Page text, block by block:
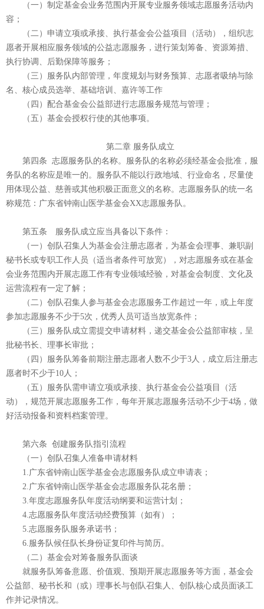
（一）制定基金会业务范围内开展专业服务领域志愿服务活动内
容；
（二）申请立项或承接、执行基金会公益项目（活动），组织志
愿者开展相应服务领域的公益志愿服务，进行策划筹备、资源筹措、
执行协调、后勤保障等服务；
（三）服务队内部管理，年度规划与财务预算、志愿者吸纳与除
名、核心成员选举、基础培训、嘉许等工作
（四）配合基金会公益部进行志愿服务规范与管理；
（五）基金会授权行使的其他事项。
第二章 服务队成立
第四条 志愿服务队的名称。服务队的名称必须经基金会批准，服
务队的名称应是唯一的。服务队不能以行政地域、行业命名，尽量使
用体现公益、慈善或其他积极正面意义的名称。志愿服务队的统一名
称规范：广东省钟南山医学基金会XX志愿服务队。
第五条 服务队成立应当具备以下条件：
（一）创队召集人为基金会注册志愿者，为基金会理事、兼职副
秘书长或专职工作人员（适当者条件可放宽），对志愿服务或在基金
会业务范围内开展志愿工作有专业领域经验，对基金会制度、文化及
运营流程有一定了解；
（二）创队召集人参与基金会志愿服务工作超过一年，或上年度
参加志愿服务不少于5次，优秀人员可适当放宽条件；
（三）服务队成立需提交申请材料，递交基金会公益部审核，呈
批秘书长、理事长审批；
（四）服务队筹备前期注册志愿者人数不少于3人，成立后注册志
愿者时不少于10人；
（五）服务队需申请立项或承接、执行基金会公益项目（活
动），规范开展志愿服务工作，每年开展志愿服务活动不少于4场，做
好活动报备和资料档案管理。
第六条 创建服务队指引流程
（一）创队召集人准备申请材料
1.广东省钟南山医学基金会志愿服务队成立申请表；
2.广东省钟南山医学基金会志愿服务队花名册；
3.年度志愿服务队年度活动纲要和运营计划；
4.志愿服务队年度活动经费预算（如有）；
5.志愿服务队服务承诺书；
6.服务队候任队长身份证复印件与简历。
（二）基金会对筹备服务队面谈
就服务队筹备意愿、价值观、预期开展志愿服务等方面，基金会
公益部、秘书长和（或）理事长与创队召集人、创队核心成员面谈工
作并记录情况。